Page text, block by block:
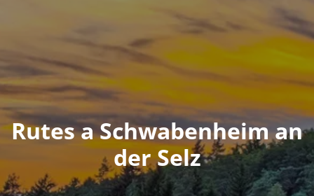
Rutes a Schwabenheim an
der Selz